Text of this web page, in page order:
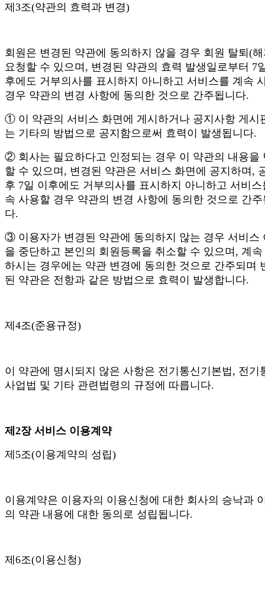
제3조(약관의 효력과 변경)
회원은 변경된 약관에 동의하지 않을 경우 회원 탈퇴(
요청할 수 있으며, 변경된 약관의 효력 발생일로부터 7
후에도 거부의사를 표시하지 아니하고 서비스를 계속
경우 약관의 변경 사항에 동의한 것으로 간주됩니다.
① 이 약관의 서비스 화면에 게시하거나 공지사항 게시
는 기타의 방법으로 공지함으로써 효력이 발생됩니다.
② 회사는 필요하다고 인정되는 경우 이 약관의 내용을
할 수 있으며, 변경된 약관은 서비스 화면에 공지하며,
후 7일 이후에도 거부의사를 표시하지 아니하고 서비스
속 사용할 경우 약관의 변경 사항에 동의한 것으로 간주
다.
③ 이용자가 변경된 약관에 동의하지 않는 경우 서비스
을 중단하고 본인의 회원등록을 취소할 수 있으며, 계
하시는 경우에는 약관 변경에 동의한 것으로 간주되며
된 약관은 전항과 같은 방법으로 효력이 발생합니다.
제4조(준용규정)
이 약관에 명시되지 않은 사항은 전기통신기본법, 전기
사업법 및 기타 관련법령의 규정에 따릅니다.
제2장 서비스 이용계약
제5조(이용계약의 성립)
이용계약은 이용자의 이용신청에 대한 회사의 승낙과
의 약관 내용에 대한 동의로 성립됩니다.
제6조(이용신청)